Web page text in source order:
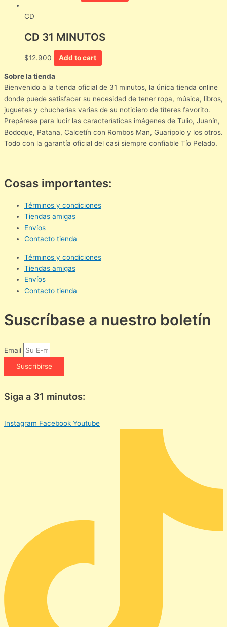
CD
CD 31 MINUTOS
$12.900 Add to cart
Sobre la tienda
Bienvenido a la tienda oficial de 31 minutos, la única tienda online
donde puede satisfacer su necesidad de tener ropa, música, libros,
juguetes y chucherías varias de su noticiero de títeres favorito.
Prepárese para lucir las características imágenes de Tulio, Juanín,
Bodoque, Patana, Calcetín con Rombos Man, Guaripolo y los otros.
Todo con la garantía oficial del casi siempre confiable Tío Pelado.
Cosas importantes:
Términos y condiciones
Tiendas amigas
Envíos
Contacto tienda
Términos y condiciones
Tiendas amigas
Envíos
Contacto tienda
Suscríbase a nuestro boletín
Email
Suscribirse
Siga a 31 minutos:
Instagram Facebook Youtube